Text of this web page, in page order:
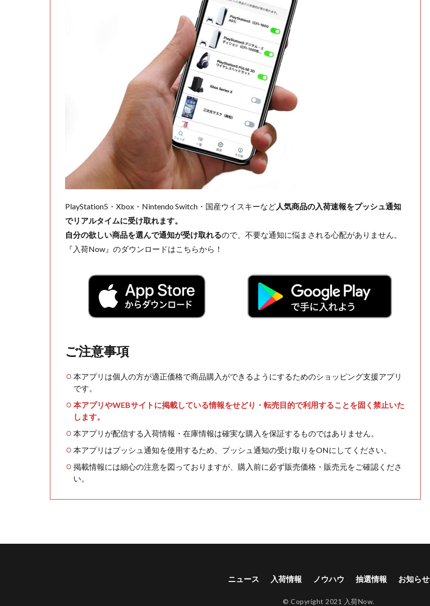
PlayStation5・Xbox・Nintendo Switch・国産ウイスキーなど人気商品の入荷速報をプッシュ通知
でリアルタイムに受け取れます。
自分の欲しい商品を選んで通知が受け取れるので、不要な通知に悩まされる心配がありません。
『入荷Now』のダウンロードはこちらから！
ご注意事項
本アプリは個人の方が適正価格で商品購入ができるようにするためのショッピング支援アプリ
です。
本アプリやWEBサイトに掲載している情報をせどり・転売目的で利用することを固く禁止いた
します。
本アプリが配信する入荷情報・在庫情報は確実な購入を保証するものではありません。
本アプリはプッシュ通知を使用するため、プッシュ通知の受け取りをONにしてください。
掲載情報には細心の注意を図っておりますが、購入前に必ず販売価格・販売元をご確認くださ
い。
ニュース 入荷情報 ノウハウ 抽選情報 お知らせ
© Copyright 2021 入荷Now.